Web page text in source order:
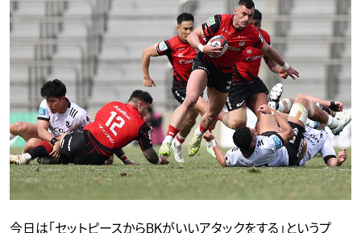
今日は「セットピースからBKがいいアタックをする」というプ